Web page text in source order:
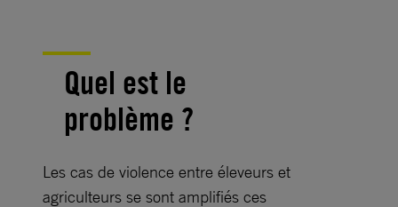
Quel est le
problème ?
Les cas de violence entre éleveurs et
agriculteurs se sont amplifiés ces